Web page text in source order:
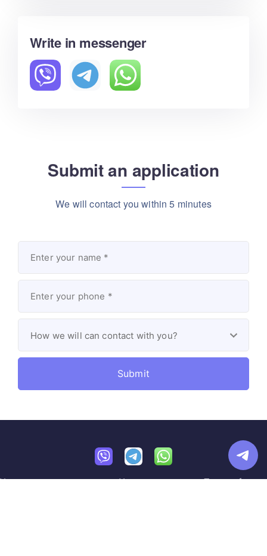
Write in messenger
Submit an application
We will contact you within 5 minutes
Условия предоставления Умови надання Terms of